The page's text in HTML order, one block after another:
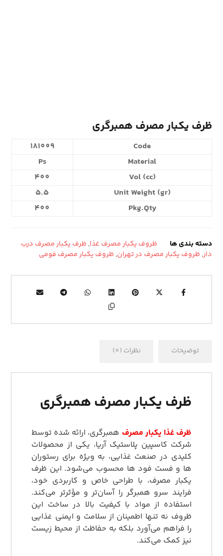
ظرف یکبار مصرف همبرگری
Code
181009
Material
Ps
Vol (cc)
400
Unit Weight (gr)
5.5
Pkg.Qty
400
دسته بندی ها ظروف یکبار مصرف غذا, ظرف یکبار مصرف درب
دار, ظروف یکبار مصرف در تهران, ظروف یکبار مصرف فومی
توضیحات نظرات (0)
ظرف یکبار مصرف همبرگری
ظرف غذا یکبار مصرف همبرگری، ارائه‌ شده توسط
شرکت کاسپین پلاستیک آریا، یکی از محصولات
کلیدی در صنعت غذایی، به ویژه برای رستوران‌
ها و فست فود ها محسوب می‌شود. این ظرف
یکبار مصرف، با طراحی خاص و کاربردی خود،
فرایند سرو همبرگر را آسان‌تر و مؤثرتر می‌کند.
استفاده از مواد با کیفیت بالا در ساخت این
ظروف نه تنها اطمینان از سلامت و ایمنی غذایی
را فراهم می‌آورد بلکه به حفاظت از محیط زیست
نیز کمک می‌کند.